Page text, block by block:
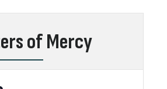
of Mercy